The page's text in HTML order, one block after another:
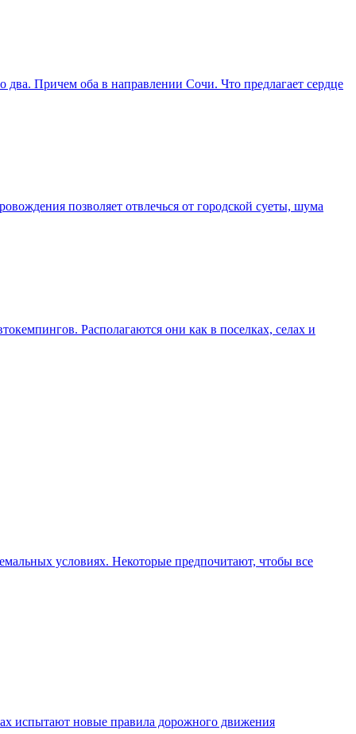
Причем оба в направлении Сочи. Что предлагает сердце
позволяет отвлечься от городской суеты, шума
Располагаются они как в поселках, селах и
условиях. Некоторые предпочитают, чтобы все
испытают новые правила дорожного движения